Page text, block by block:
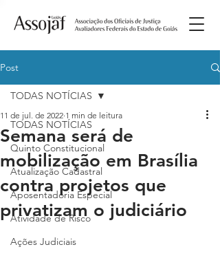
Post
TODAS NOTÍCIAS
Quinto Constitucional
Atualização Cadastral
Aposentadoria Especial
Atividade de Risco
Ações Judiciais
TODAS NOTÍCIAS
Semana será de
mobilização em Brasília
contra projetos que
privatizam o judiciário
11 de jul. de 2022 1 min de leitura